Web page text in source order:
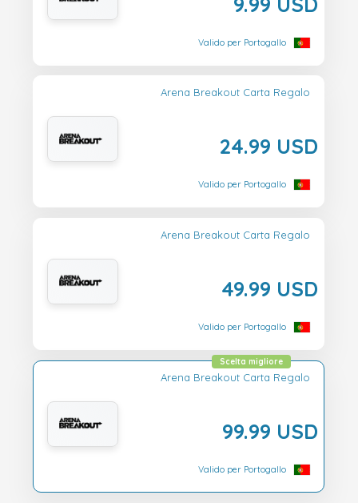
Valido per Portogallo
Arena Breakout Carta Regalo
24.99 USD
Valido per Portogallo
Arena Breakout Carta Regalo
49.99 USD
Valido per Portogallo
Arena Breakout Carta Regalo
99.99 USD
Scelta migliore
Valido per Portogallo